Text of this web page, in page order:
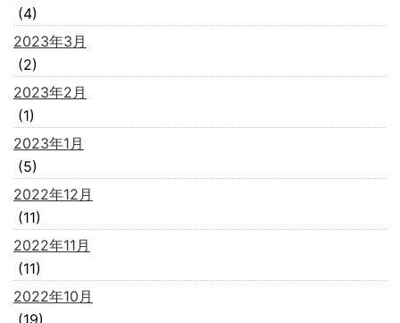
(4)
2023年3月
(2)
2023年2月
(1)
2023年1月
(5)
2022年12月
(11)
2022年11月
(11)
2022年10月
(19)